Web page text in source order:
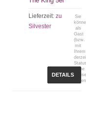
Lieferzeit:zu
Silvester
Sie
als
Gast
(bzw.
mit
Ihrem
keine
DETAILS